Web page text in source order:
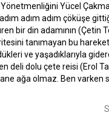
Yücel
adım adım çöküşe
bir din adamının (Çetin
tanımayan bu
ve yaşadıklarıyla
deli dolu çete reisi (Erol
ağa olmaz. Ben